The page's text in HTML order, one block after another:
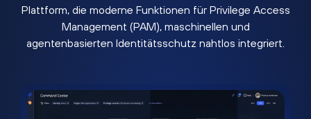
Plattform, die moderne Funktionen für Privilege Access
Management (PAM), maschinellen und
agentenbasierten Identitätsschutz nahtlos integriert.